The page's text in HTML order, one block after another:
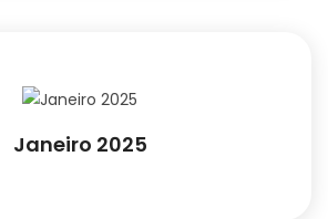
Janeiro 2025